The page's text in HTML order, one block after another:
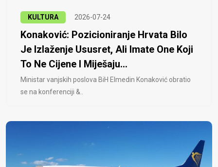
KULTURA 2026-07-24
Konaković: Pozicioniranje Hrvata Bilo
Je Izlaženje Ususret, Ali Imate One Koji
To Ne Cijene I Miješaju...
Ministar vanjskih poslova BiH Elmedin Konaković obratio
se na konferenciji &..